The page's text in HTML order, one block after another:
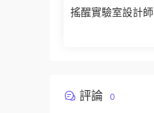
搖醒實驗室設計
評論 0